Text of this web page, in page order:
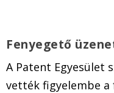
Fenyegető
A Patent Egyesület
vették figyelembe